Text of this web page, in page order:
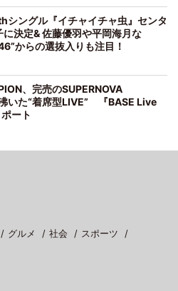
シングル『イチャイチャ虫』センタ
に決定& 佐藤優羽や平岡海月な
からの選抜入りも注目！
、完売のSUPERNOVA
いた“着席型LIVE” 『BASE Live
ート
グルメ 社会
スポーツ